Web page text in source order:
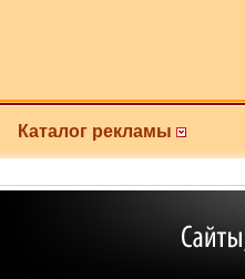
Каталог рекламы